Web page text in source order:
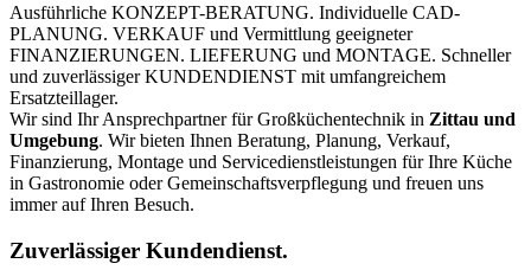
Ausführliche KONZEPT-BERATUNG. Individuelle CAD-
PLANUNG. VERKAUF und Vermittlung geeigneter
FINANZIERUNGEN. LIEFERUNG und MONTAGE. Schneller
und zuverlässiger KUNDENDIENST mit umfangreichem
Ersatzteillager.
Wir sind Ihr Ansprechpartner für Großküchentechnik in Zittau und
Umgebung. Wir bieten Ihnen Beratung, Planung, Verkauf,
Finanzierung, Montage und Servicedienstleistungen für Ihre Küche
in Gastronomie oder Gemeinschaftsverpflegung und freuen uns
immer auf Ihren Besuch.
Zuverlässiger Kundendienst.